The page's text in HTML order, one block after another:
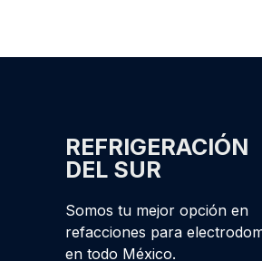
REFRIGERACIÓN
DEL SUR
Somos tu mejor opción en
refacciones para
en todo México.